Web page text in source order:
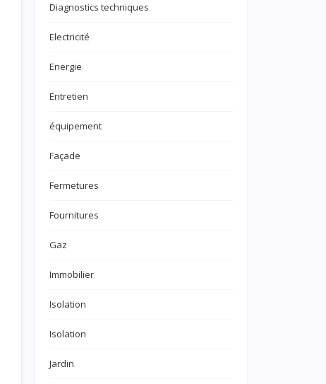
Diagnostics techniques
Electricité
Energie
Entretien
équipement
Façade
Fermetures
Fournitures
Gaz
Immobilier
Isolation
Isolation
Jardin